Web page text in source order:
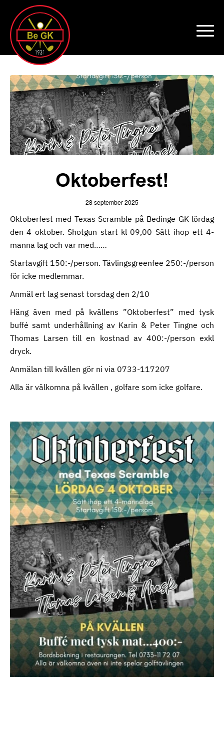
Oktoberfest!
28 september 2025
Oktoberfest med Texas Scramble på Bedinge GK lördag
den 4 oktober. Shotgun start kl 09,00 Sätt ihop ett 4-
manna lag och var med……
Startavgift 150:-/person. Tävlingsgreenfee 250:-/person
för icke medlemmar.
Anmäl ert lag senast torsdag den 2/10
Häng även med på kvällens ”Oktoberfest” med tysk
buffé samt underhållning av Karin & Peter Tingne och
Thomas Larsen till en kostnad av 400:-/person exkl
dryck.
Anmälan till kvällen gör ni via 0733-117207
Alla är välkomna på kvällen , golfare som icke golfare.